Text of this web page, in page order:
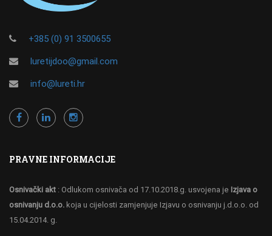
+385 (0) 91 3500655
luretijdoo@gmail.com
info@lureti.hr
PRAVNE INFORMACIJE
Osnivački akt : Odlukom osnivača od 17.10.2018.g. usvojena je Izjava o
osnivanju d.o.o. koja u cijelosti zamjenjuje Izjavu o osnivanju j.d.o.o. od
15.04.2014. g.